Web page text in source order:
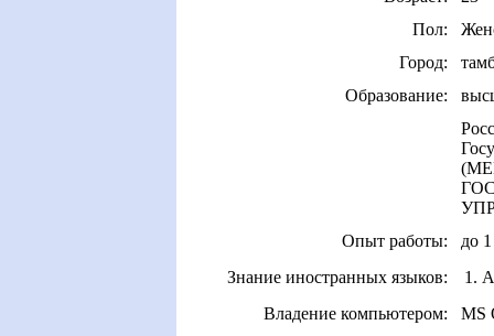
Пол:
Город:
Образование:
Опыт работы:
до
Знание иностранных языков:
1.
Владение компьютером:
MS